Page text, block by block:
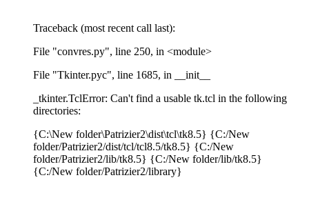
Traceback (most recent call last):
File "convres.py", line 250, in <module>
File "Tkinter.pyc", line 1685, in __init__
_tkinter.TclError: Can't find a usable tk.tcl in the following
directories:
{C:\New folder\Patrizier2\dist\tcl\tk8.5} {C:/New
folder/Patrizier2/dist/tcl/tcl8.5/tk8.5} {C:/New
folder/Patrizier2/lib/tk8.5} {C:/New folder/lib/tk8.5}
{C:/New folder/Patrizier2/library}